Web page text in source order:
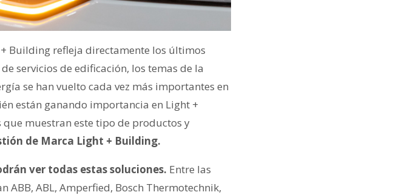
Building refleja directamente los últimos
servicios de edificación, los temas de la
se han vuelto cada vez más importantes en
están ganando importancia en Light +
muestran este tipo de productos y
de Marca Light + Building.
ver todas estas soluciones. Entre las
ABL, Amperfied, Bosch Thermotechnik,